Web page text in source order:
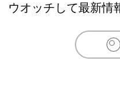
ウオッチして最新情